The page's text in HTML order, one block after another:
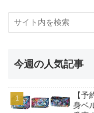
今週の人気記事
【
身ベ